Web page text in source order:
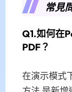
常見
Q1.如何在
PDF？
在演示模式